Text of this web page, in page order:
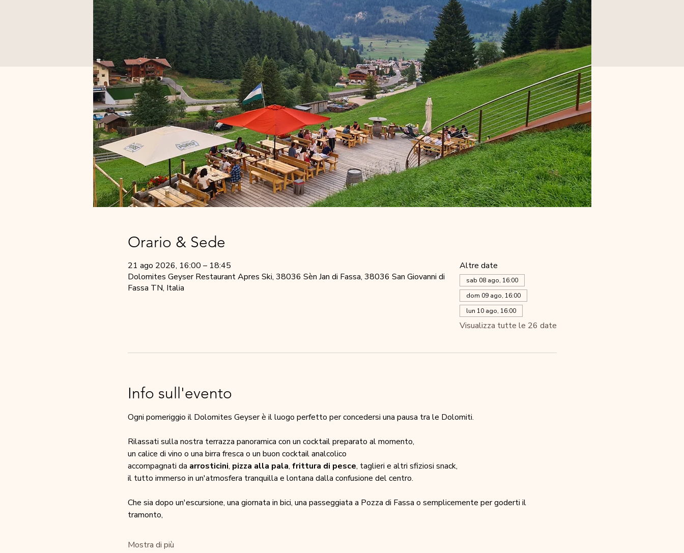
Orario & Sede
21 ago 2026, 16:00 – 18:45
Dolomites Geyser Restaurant Apres Ski, 38036 Sèn Jan di Fassa, 38036 San Giovanni di
Fassa TN, Italia
Altre date
sab 08 ago, 16:00
dom 09 ago, 16:00
lun 10 ago, 16:00
Visualizza tutte le 26 date
Info sull'evento
Ogni pomeriggio il Dolomites Geyser è il luogo perfetto per concedersi una pausa tra le Dolomiti.
Rilassati sulla nostra terrazza panoramica con un cocktail preparato al momento,
un calice di vino o una birra fresca o un buon cocktail analcolico
accompagnati da arrosticini, pizza alla pala, frittura di pesce, taglieri e altri sfiziosi snack,
il tutto immerso in un'atmosfera tranquilla e lontana dalla confusione del centro.
Che sia dopo un'escursione, una giornata in bici, una passeggiata a Pozza di Fassa o semplicemente per goderti il
tramonto,
Mostra di più